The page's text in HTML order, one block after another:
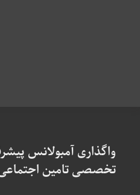
واگذاری آمبولانس
تخصصی تامین